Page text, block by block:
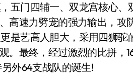
门四辅一、双龙宫核心、
高速力劈宠的强力输出，攻
是艺高人胆大，采用四狮驼
。最终，经过激烈的比拼，
外64支战队的诞生!